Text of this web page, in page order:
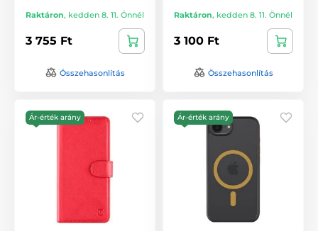
Raktáron, kedden 8. 11. Önnél
3 755 Ft
Összehasonlítás
Raktáron, kedden 8. 11. Önnél
3 100 Ft
Összehasonlítás
Ár-érték arány Ár-érték arány